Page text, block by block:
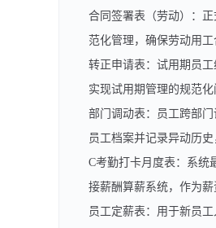
合同签署表（劳动）：
范化管理，确保劳动用工
转正申请表：试用期员
实现试用期管理的规范化
部门调动表：员工跨部
员工档案并记录异动历
C考勤打卡月度表：系统
接薪酬算薪系统，作为薪
员工定薪表：用于新员